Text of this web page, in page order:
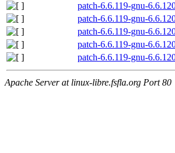
patch-6.6.119-gnu-
patch-6.6.119-gnu-
patch-6.6.119-gnu-
patch-6.6.119-gnu-
patch-6.6.119-gnu-
Apache Server at linux-libre.fsfla.org Port 80